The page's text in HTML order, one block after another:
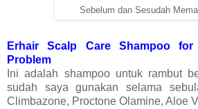
Sebelum dan Sesudah
Erhair Scalp Care Shampoo
Problem
Ini adalah shampoo untuk rambut
sudah saya gunakan selama
Climbazone, Proctone Olamine, Aloe